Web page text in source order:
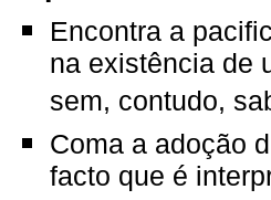
Encontra a
na existência de
sem, contudo,
Coma a adoção
facto que é